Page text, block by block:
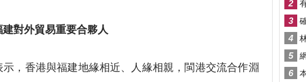
對外貿易重要合夥人
，香港與福建地緣相近、人緣相親，閩港交流合作淵